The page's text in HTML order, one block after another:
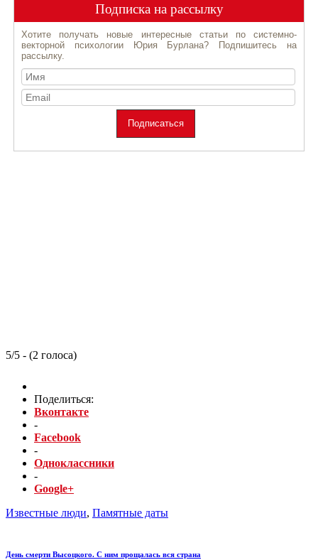
5/5 - (2 голоса)
Поделиться:
Вконтакте
-
Facebook
-
Одноклассники
-
Google+
Известные люди, Памятные даты
День смерти Высоцкого. С ним прощалась вся страна